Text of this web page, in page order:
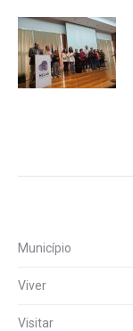
Município
Viver
Visitar